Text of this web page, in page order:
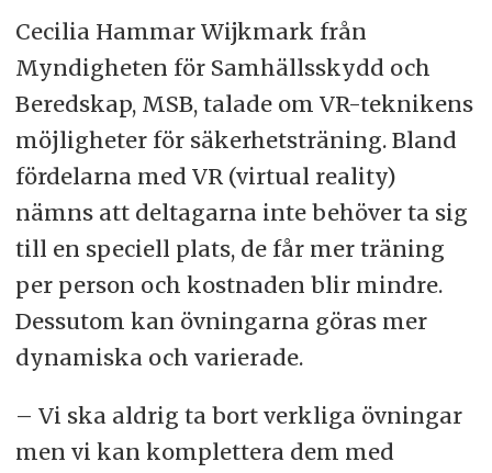
Cecilia Hammar Wijkmark från
Myndigheten för Samhällsskydd och
Beredskap, MSB, talade om VR-teknikens
möjligheter för säkerhetsträning. Bland
fördelarna med VR (virtual reality)
nämns att deltagarna inte behöver ta sig
till en speciell plats, de får mer träning
per person och kostnaden blir mindre.
Dessutom kan övningarna göras mer
dynamiska och varierade.
– Vi ska aldrig ta bort verkliga övningar
men vi kan komplettera dem med